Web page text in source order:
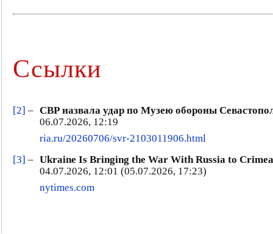
Ссылки
[2] – СВР назвала удар по Музею обороны
06.07.2026, 12:19
ria.ru/20260706/svr-2103011906.html
[3] – Ukraine Is Bringing the War With Russia to
04.07.2026, 12:01 (05.07.2026, 17:23)
nytimes.com